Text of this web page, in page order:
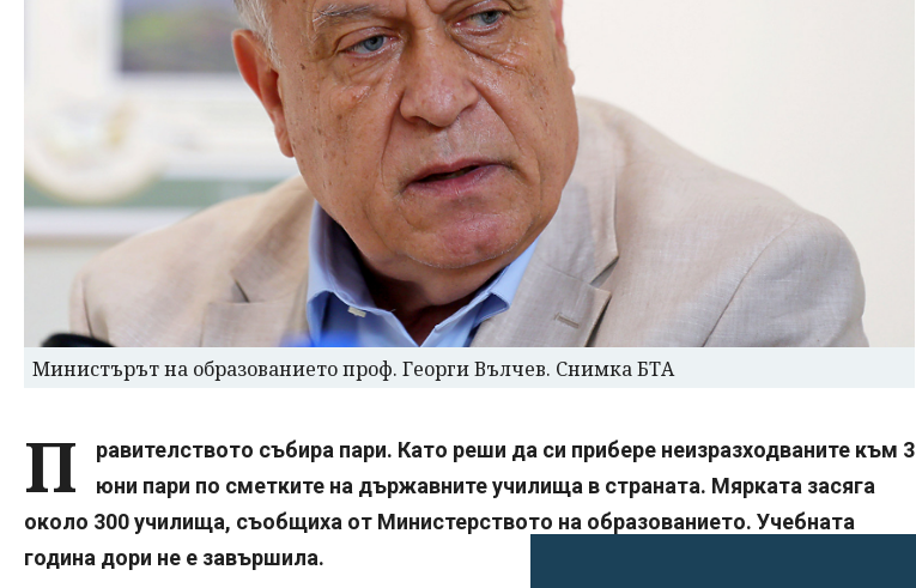
Министърът на образованието проф. Георги Вълчев. Снимка БТА
П
равителството събира пари. Като реши да си прибере неизразходваните към 3
юни пари по сметките на държавните училища в страната. Мярката засяга
около 300 училища, съобщиха от Министерството на образованието. Учебната
година дори не е завършила.